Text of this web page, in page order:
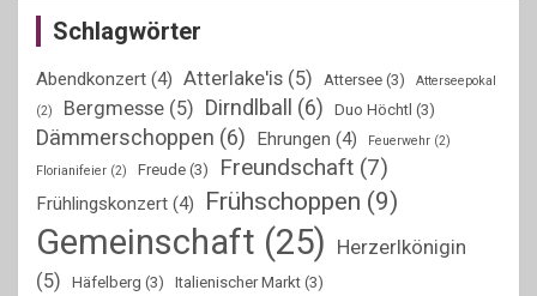
Schlagwörter
Abendkonzert (4) Atterlake'is (5) Attersee (3)
Atterseepokal
(2)
Bergmesse (5) Dirndlball (6) Duo Höchtl (3)
Dämmerschoppen (6) Ehrungen (4) Feuerwehr (2)
Florianifeier (2) Freude (3) Freundschaft (7)
Frühlingskonzert (4) Frühschoppen (9)
Gemeinschaft (25)
Herzerlkönigin
(5)
Häfelberg (3) Italienischer Markt (3)